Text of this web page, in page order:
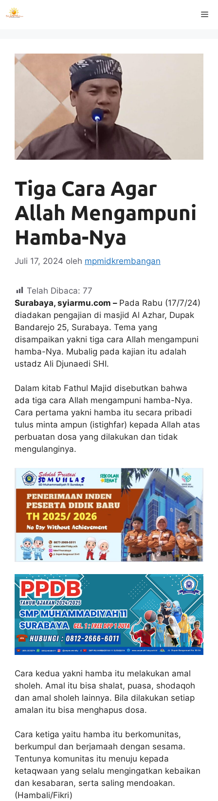
Langsung
ke
Tiga Cara Agar
Allah Mengampuni
Hamba-Nya
Juli 17, 2024 oleh mpmidkrembangan
Telah Dibaca: 77
Surabaya, syiarmu.com – Pada Rabu (17/7/24)
diadakan pengajian di masjid Al Azhar, Dupak
Bandarejo 25, Surabaya. Tema yang
disampaikan yakni tiga cara Allah mengampuni
hamba-Nya. Mubalig pada kajian itu adalah
ustadz Ali Djunaedi SHI.
Dalam kitab Fathul Majid disebutkan bahwa
ada tiga cara Allah mengampuni hamba-Nya.
Cara pertama yakni hamba itu secara pribadi
tulus minta ampun (istighfar) kepada Allah atas
perbuatan dosa yang dilakukan dan tidak
mengulanginya.
Cara kedua yakni hamba itu melakukan amal
sholeh. Amal itu bisa shalat, puasa, shodaqoh
dan amal sholeh lainnya. Bila dilakukan setiap
amalan itu bisa menghapus dosa.
Cara ketiga yaitu hamba itu berkomunitas,
berkumpul dan berjamaah dengan sesama.
Tentunya komunitas itu menuju kepada
ketaqwaan yang selalu mengingatkan kebaikan
dan kesabaran, serta saling mendoakan.
(Hambali/Fikri)